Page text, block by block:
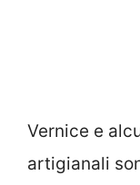
Vernice e
artigianali